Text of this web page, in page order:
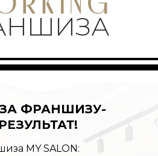
ФРАНШИЗУ-
MY SALON: